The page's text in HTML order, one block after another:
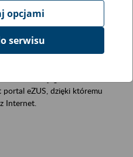
ZUS eZUS
eZUS, dzięki któremu
Internet.
opcjami
serwisu